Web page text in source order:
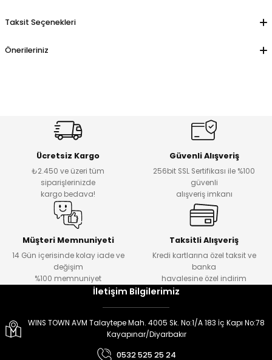
Taksit Seçenekleri
Önerileriniz
Ücretsiz Kargo
₺2.450 ve üzeri tüm
siparişlerinizde
kargo bedava!
Güvenli Alışveriş
256bit SSL Sertifikası ile %100
güvenli
alışveriş imkanı
Müşteri Memnuniyeti
14 Gün içerisinde kolay iade ve
değişim
%100 memnuniyet
Taksitli Alışveriş
Kredi kartlarına özel taksit ve
banka
havalesine özel indirim
İletişim Bilgilerimiz
WINS TOWN AVM Talaytepe Mah. 4005 Sk. No:1/A 183 İç Kapı No:78
Kayapınar/Diyarbakır
0532 525 25 24